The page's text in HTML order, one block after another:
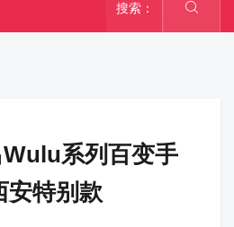
搜索：
系列百变手
安特别款